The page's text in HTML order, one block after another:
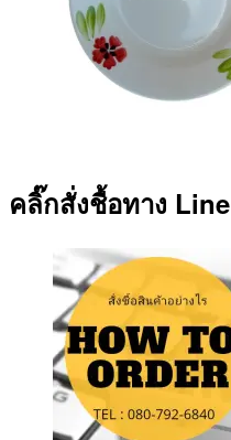
คลิ๊กสั่งชื้อทาง Line